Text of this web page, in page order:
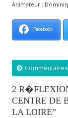
Animateur :
Facebook
Commentaires
2
CENTRE DE
LA LOIRE”